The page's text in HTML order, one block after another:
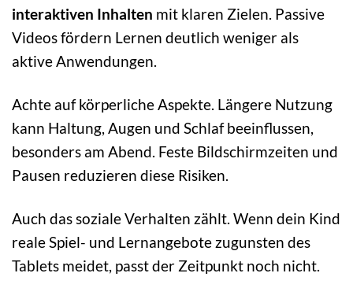
interaktiven Inhalten mit klaren Zielen. Passive
Videos fördern Lernen deutlich weniger als
aktive Anwendungen.
Achte auf körperliche Aspekte. Längere Nutzung
kann Haltung, Augen und Schlaf beeinflussen,
besonders am Abend. Feste Bildschirmzeiten und
Pausen reduzieren diese Risiken.
Auch das soziale Verhalten zählt. Wenn dein Kind
reale Spiel- und Lernangebote zugunsten des
Tablets meidet, passt der Zeitpunkt noch nicht.